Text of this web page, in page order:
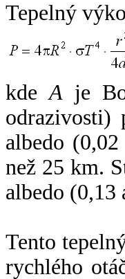
Tepelný
kdeA je
odrazivosti)
albedo
než 25 km.
albedo (0,13
Tento
rychlého